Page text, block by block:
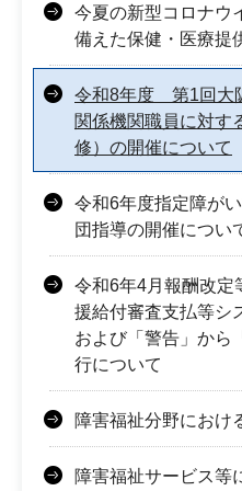
今夏の新型コロナウ
備えた保健・医療提
令和8年度 第1回大
関係機関職員に対す
修）の開催について
令和6年度指定障が
団指導の開催につい
令和6年4月報酬改定
援給付審査支払等シ
および「警告」から
行について
障害福祉分野におけ
障害福祉サービス等